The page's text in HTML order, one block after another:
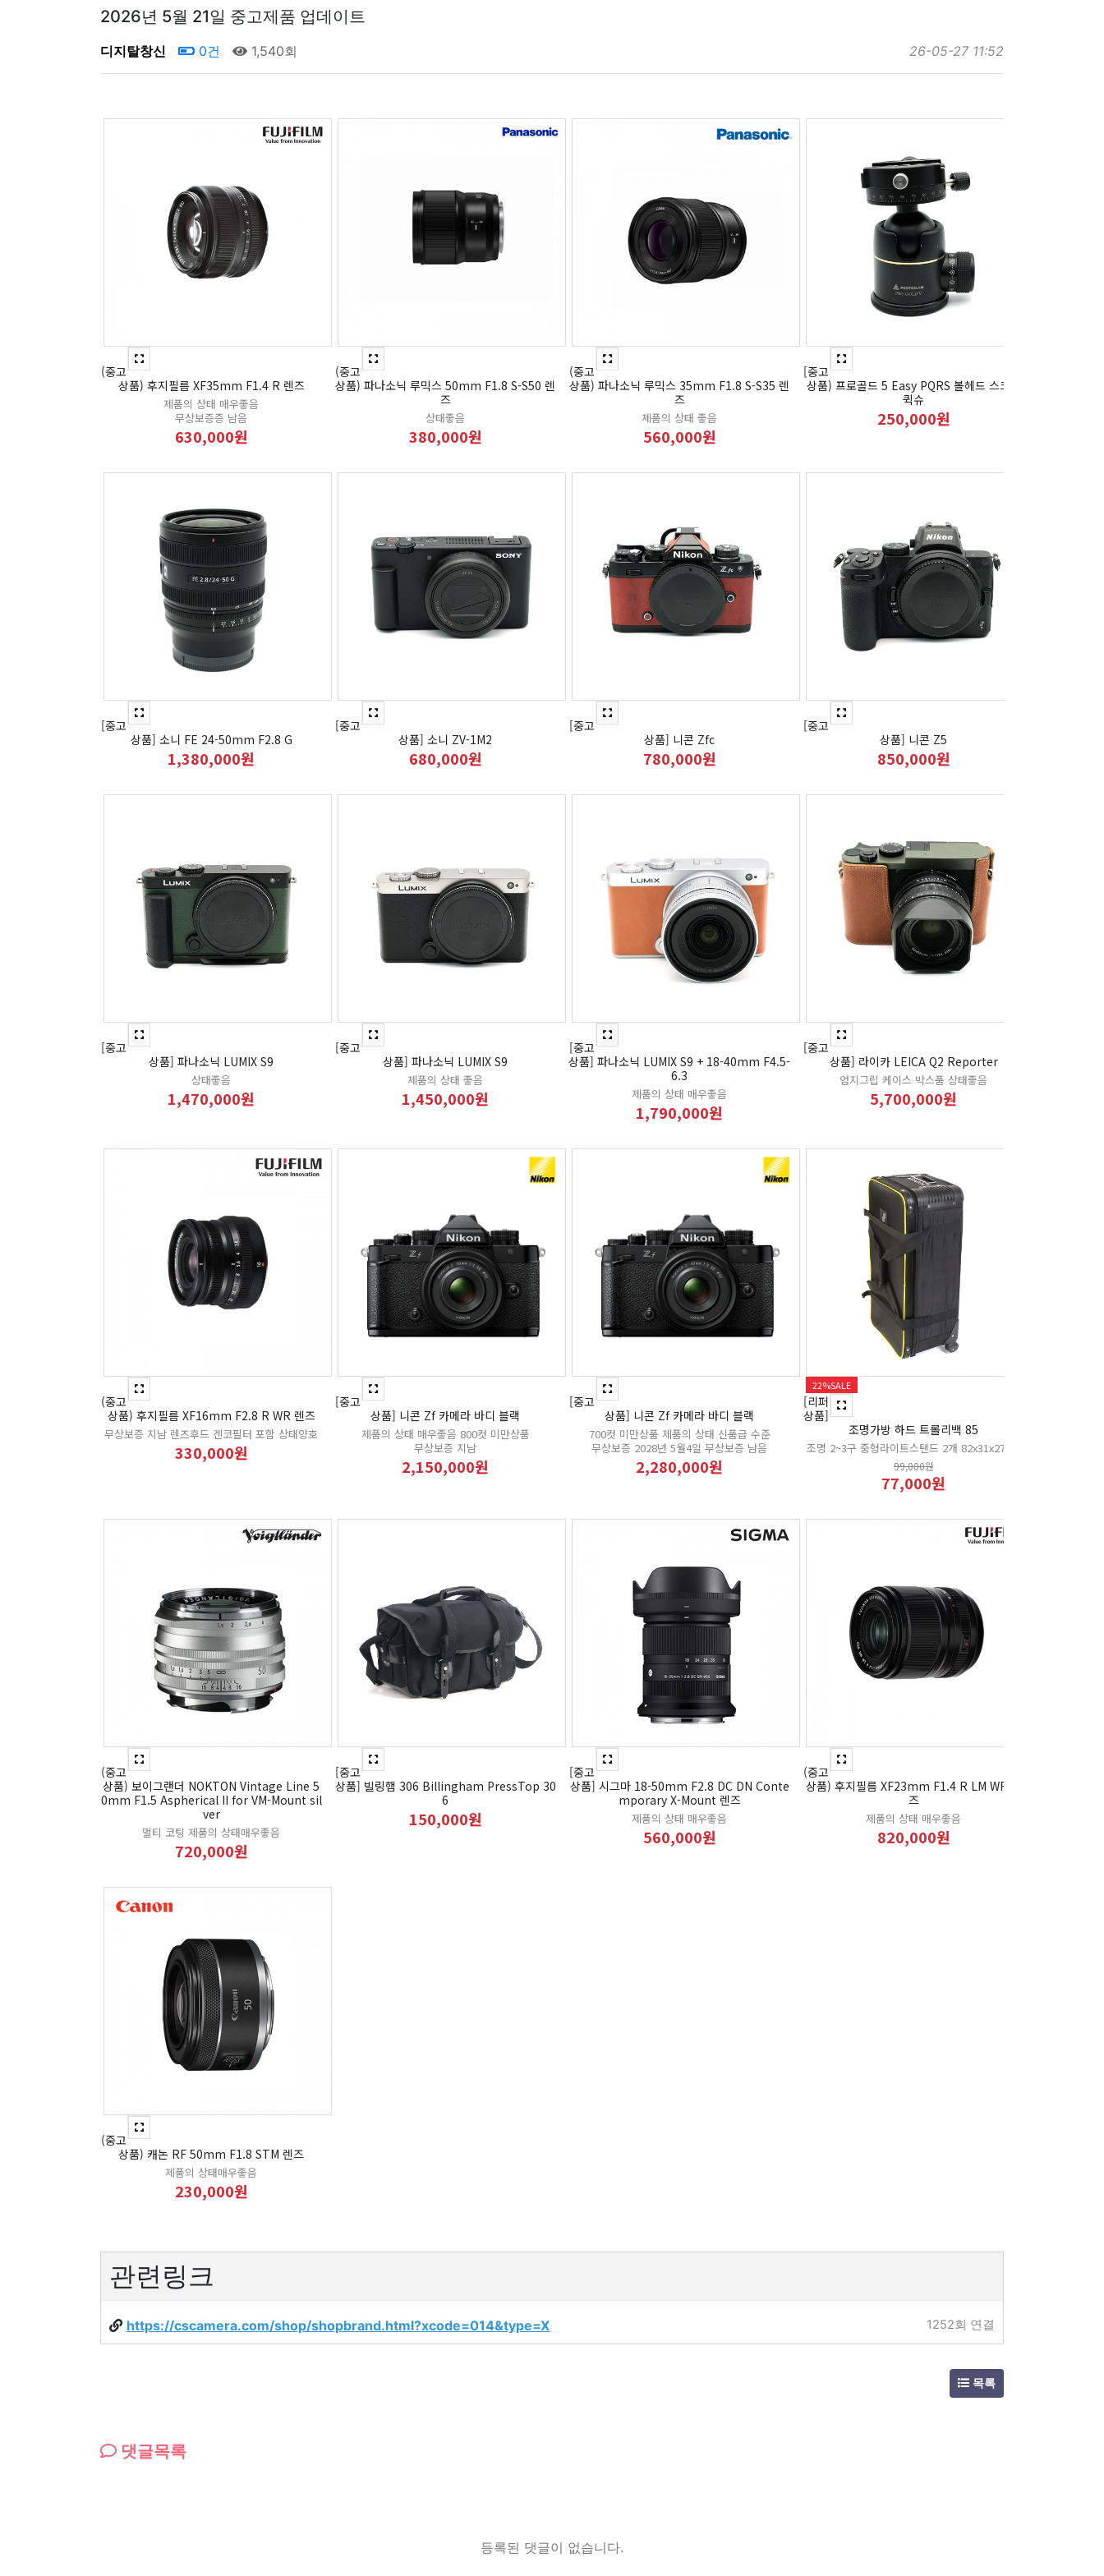
2026년 5월 21일 중고제품 업데이트
디지탈창신 0건 1,540회 26-05-27 11:52
(중고
상품) 후지필름 XF35mm F1.4 R 렌즈
제품의 상태 매우좋음
무상보증증 남음
630,000원
(중고
상품) 파나소닉 루믹스 50mm F1.8 S-S50 렌
즈
상태좋음
380,000원
(중고
상품) 파나소닉 루믹스 35mm F1.8 S-S35 렌
즈
제품의 상태 좋음
560,000원
[중고
상품) 프로골드 5 Easy PQRS 볼헤드 스크류
퀵슈
250,000원
[중고
상품] 소니 FE 24-50mm F2.8 G
1,380,000원
[중고
상품] 소니 ZV-1M2
680,000원
[중고
상품] 니콘 Zfc
780,000원
[중고
상품] 니콘 Z5
850,000원
[중고
상품] 파나소닉 LUMIX S9
상태좋음
1,470,000원
[중고
상품] 파나소닉 LUMIX S9
제품의 상태 좋음
1,450,000원
[중고
상품] 파나소닉 LUMIX S9 + 18-40mm F4.5-
6.3
제품의 상태 매우좋음
1,790,000원
[중고
상품] 라이카 LEICA Q2 Reporter
엄지그립 케이스 박스품 상태좋음
5,700,000원
(중고
상품) 후지필름 XF16mm F2.8 R WR 렌즈
무상보증 지남 렌즈후드 겐코필터 포함 상태양호
330,000원
[중고
상품] 니콘 Zf 카메라 바디 블랙
제품의 상태 매우좋음 800컷 미만상품
무상보증 지남
2,150,000원
[중고
상품] 니콘 Zf 카메라 바디 블랙
700컷 미만상품 제품의 상태 신품급 수준
무상보증 2028년 5월4일 무상보증 남음
2,280,000원
22%SALE
[리퍼
상품]
조명가방 하드 트롤리백 85
조명 2~3구 중형라이트스탠드 2개 82x31x27cm
99,000원
77,000원
(중고
상품) 보이그랜더 NOKTON Vintage Line 5
0mm F1.5 Aspherical II for VM-Mount sil
ver
멀티 코팅 제품의 상태매우좋음
720,000원
[중고
상품] 빌링햄 306 Billingham PressTop 30
6
150,000원
[중고
상품] 시그마 18-50mm F2.8 DC DN Conte
mporary X-Mount 렌즈
제품의 상태 매우좋음
560,000원
(중고
상품) 후지필름 XF23mm F1.4 R LM WR 렌
즈
제품의 상태 매우좋음
820,000원
(중고
상품) 캐논 RF 50mm F1.8 STM 렌즈
제품의 상태매우좋음
230,000원
관련링크
https://cscamera.com/shop/shopbrand.html?xcode=014&type=X 1252회 연결
목록
댓글목록
등록된 댓글이 없습니다.